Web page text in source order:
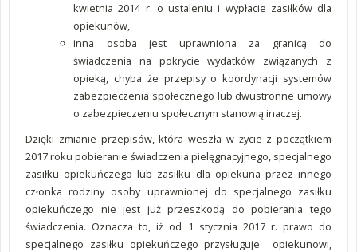
kwietnia 2014 r. o ustaleniu i wypłacie zasiłków dla
opiekunów,
inna osoba jest uprawniona za granicą do
świadczenia na pokrycie wydatków związanych z
opieką, chyba że przepisy o koordynacji systemów
zabezpieczenia społecznego lub dwustronne umowy
o zabezpieczeniu społecznym stanowią inaczej.
Dzięki zmianie przepisów, która weszła w życie z początkiem
2017 roku pobieranie świadczenia pielęgnacyjnego, specjalnego
zasiłku opiekuńczego lub zasiłku dla opiekuna przez innego
członka rodziny osoby uprawnionej do specjalnego zasiłku
opiekuńczego nie jest już przeszkodą do pobierania tego
świadczenia. Oznacza to, iż od 1 stycznia 2017 r. prawo do
specjalnego zasiłku opiekuńczego przysługuje opiekunowi,